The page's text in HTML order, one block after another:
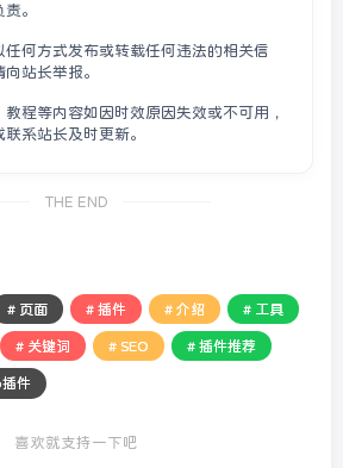
。
任何方式发布或转载任何违法的相关信
站长举报。
程等内容如因时效原因失效或不可用，
系站长及时更新。
THE END
# 页面 # 插件 # 介绍 # 工具
# 关键词 # SEO # 插件推荐
件
喜欢就支持一下吧